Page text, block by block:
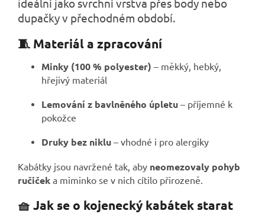
ideální jako svrchní vrstva přes body nebo
dupačky v přechodném období.
🧵 Materiál a zpracování
Minky (100 % polyester) – měkký, hebký,
hřejivý materiál
Lemování z bavlněného úpletu – příjemné k
pokožce
Druky bez niklu – vhodné i pro alergiky
Kabátky jsou navržené tak, aby neomezovaly pohyb
ručiček a miminko se v nich cítilo přirozeně.
🧺 Jak se o kojenecký kabátek starat